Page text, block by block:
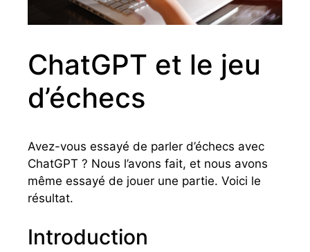
ChatGPT et le jeu
d’échecs
Avez-vous essayé de parler d’échecs avec
ChatGPT ? Nous l’avons fait, et nous avons
même essayé de jouer une partie. Voici le
résultat.
Introduction